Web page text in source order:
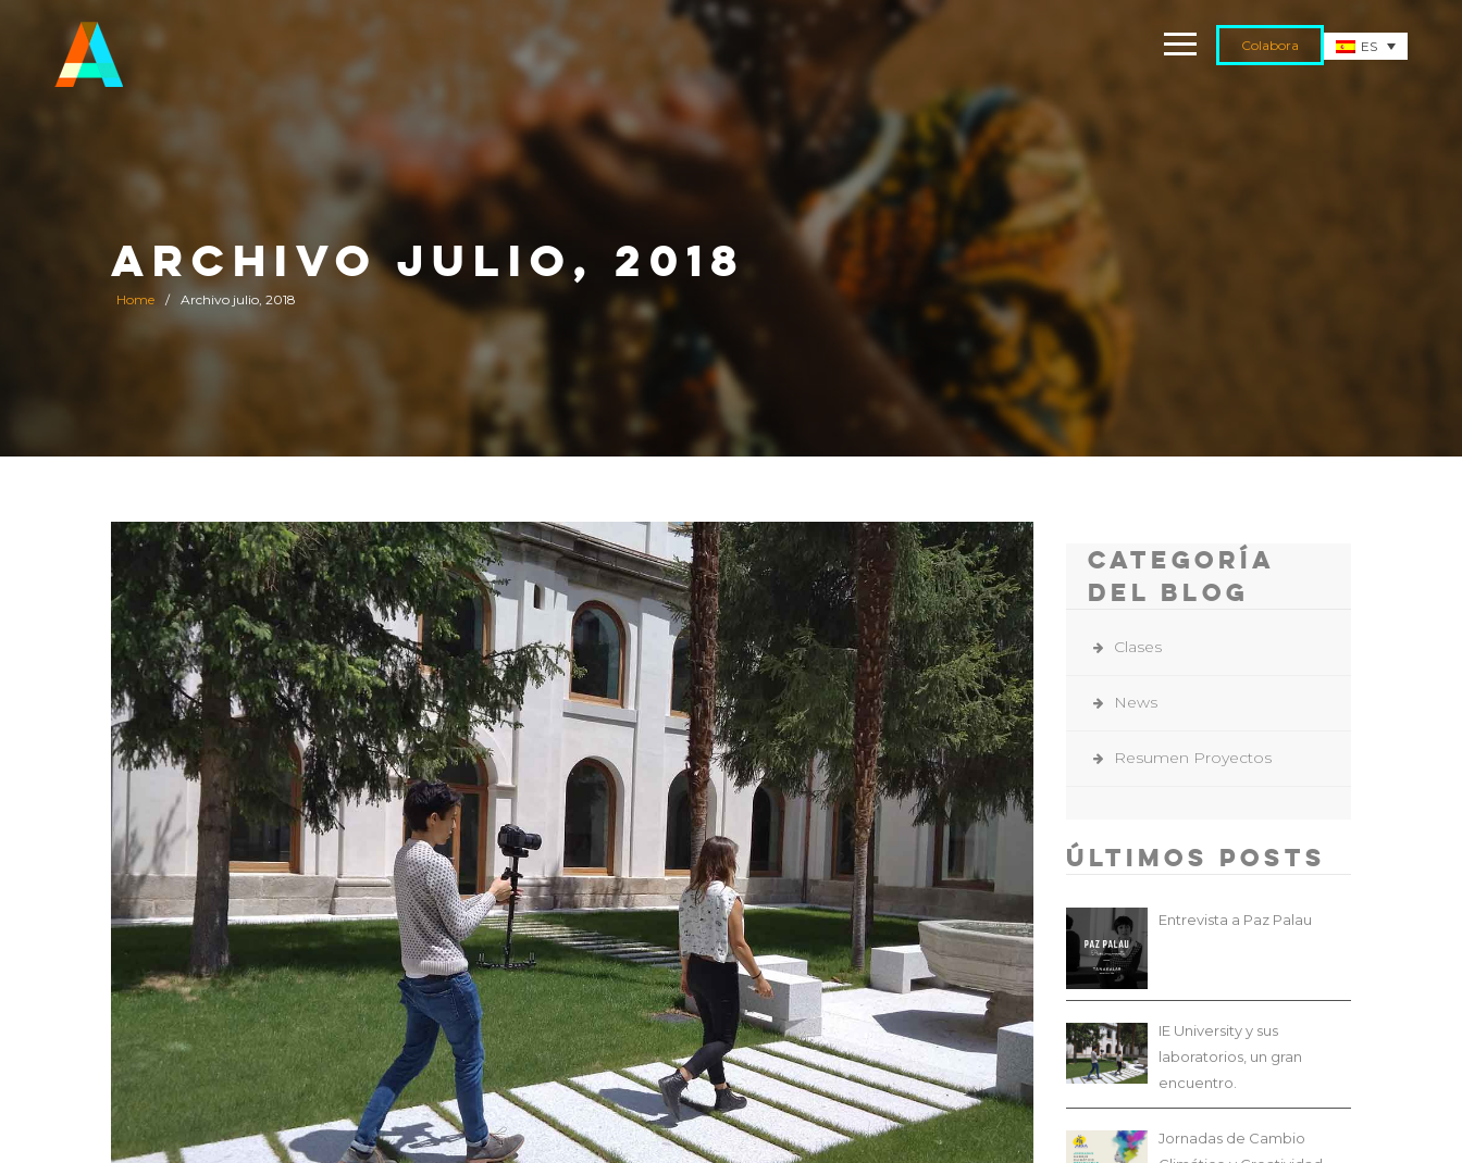
Colabora ES
ARCHIVO JULIO, 2018
Home / Archivo julio, 2018
Categoría
del Blog
Clases
News
Resumen Proyectos
Últimos Posts
Entrevista a Paz Palau
IE University y sus
laboratorios, un gran
encuentro.
Jornadas de Cambio